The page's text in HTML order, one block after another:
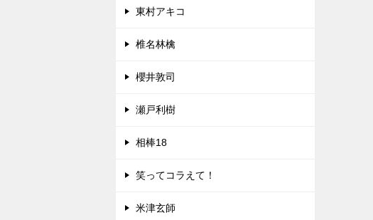
東村アキコ
椎名林檎
櫻井敦司
瀬戸利樹
相棒18
笑ってコラえて！
米津玄師